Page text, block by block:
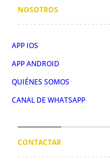
NOSOTROS
APP IOS
APP ANDROID
QUIÉNES SOMOS
CANAL DE WHATSAPP
CONTACTAR